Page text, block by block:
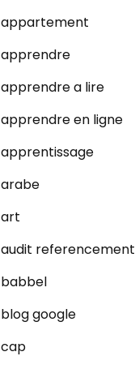
appartement
apprendre
apprendre a lire
apprendre en ligne
apprentissage
arabe
art
audit referencement
babbel
blog google
cap